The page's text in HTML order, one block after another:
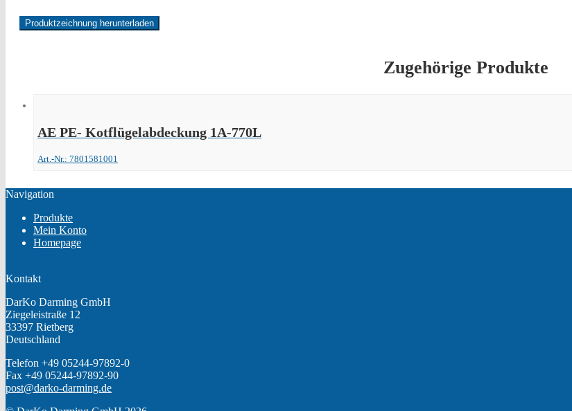
Produktzeichnung herunterladen
Zugehörige Produkte
AE PE- Kotflügelabdeckung 1A-770L
Art.-Nr.: 7801581001
Navigation
Produkte
Mein Konto
Homepage
Kontakt
DarKo Darming GmbH
Ziegeleistraße 12
33397 Rietberg
Deutschland
Telefon +49 05244-97892-0
Fax +49 05244-97892-90
post@darko-darming.de